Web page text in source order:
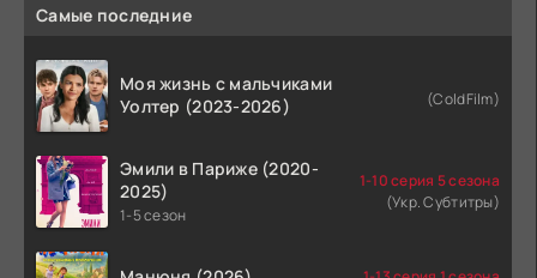
Самые последние
Моя жизнь с мальчиками
Уолтер (2023-2026)
(ColdFilm)
Эмили в Париже (2020-
2025)
1-5 сезон
1-10 серия 5 сезона
(Укр. Субтитры)